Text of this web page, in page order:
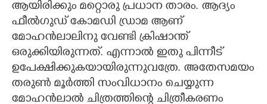
ആയിരിക്കും മറ്റൊരു പ്രധാന താരം. ആദ്യം
ഫീൽഗുഡ് കോമഡി ഡ്രാമ ആണ്
മോഹൻലാലിനു വേണ്ടി ക്രിഷാന്ത്
ഒരുക്കിയിരുന്നത്. എന്നാൽ ഇതു പിന്നീട്
ഉപേക്ഷിക്കുകയായിരുന്നുവത്രേ. അതേസമയം
തരുൺ മൂർത്തി സംവിധാനം ചെയ്യുന്ന
മോഹൻലാൽ ചിത്രത്തിന്റെ ചിത്രീകരണം